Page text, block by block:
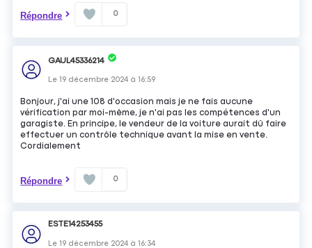
Répondre 0
GAUL45336214
Le19 décembre 2024 à16:59
Bonjour, j'ai une 108 d'occasion mais je ne fais aucune
vérification par moi-même, je n'ai pas les compétences d'un
garagiste. En principe, le vendeur de la voiture aurait dû faire
effectuer un contrôle technique avant la mise en vente.
Cordialement
Répondre 0
ESTE14253455
Le19 décembre 2024 à16:34